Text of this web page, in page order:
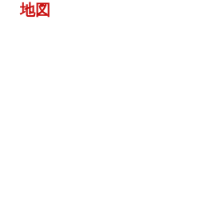
地図